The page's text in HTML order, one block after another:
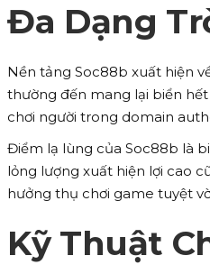
Đa Dạng
Nền tảng Soc88b xuất hiện
thường đến mang lại biển
chơi người trong domain
Điểm lạ lùng của Soc88b là
lỏng lượng xuất hiện lợi cao
hưởng thụ chơi game tuyệt
Kỹ Thuật